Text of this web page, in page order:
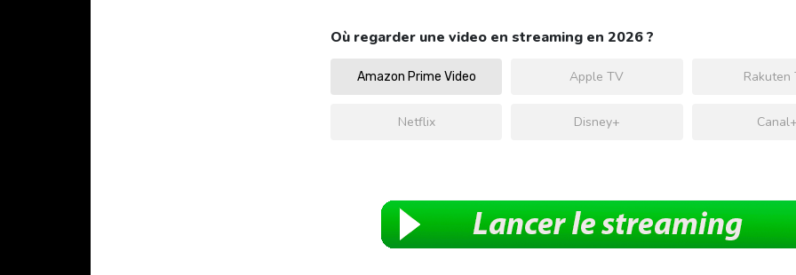
Où regarder une video en streaming en 2026 ?
Amazon Prime Video Apple TV Rakuten
Netflix Disney+